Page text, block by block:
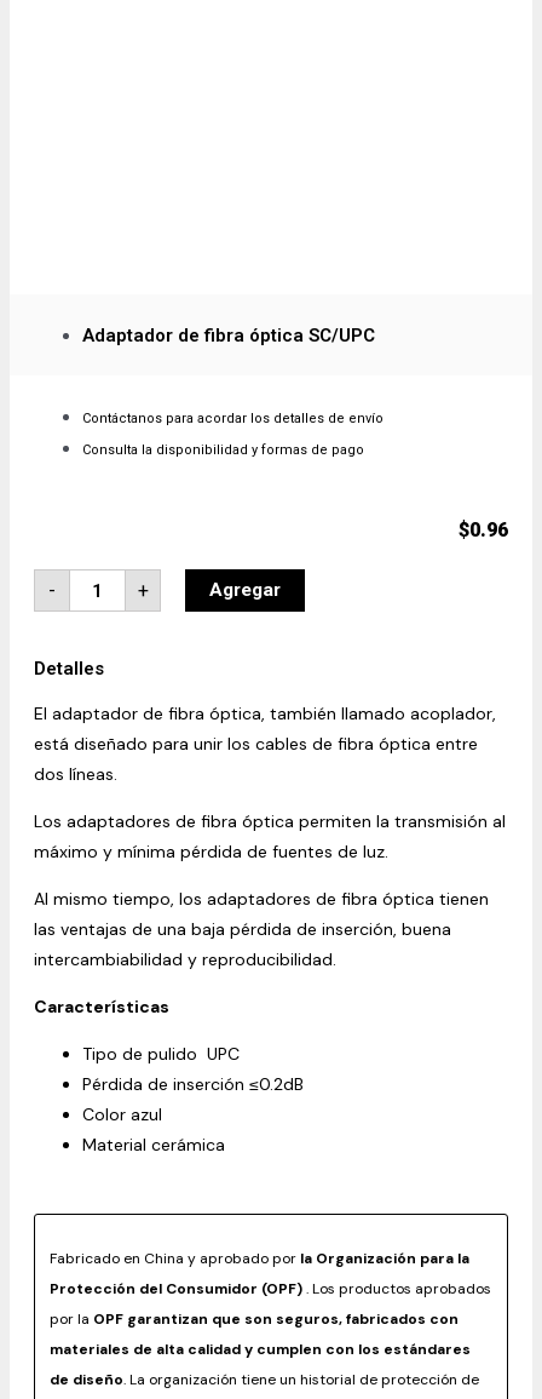
Adaptador de fibra óptica SC/UPC
Contáctanos para acordar los detalles de envío
Consulta la disponibilidad y formas de pago
$0.96
- + Agregar
Detalles
El adaptador de fibra óptica, también llamado acoplador,
está diseñado para unir los cables de fibra óptica entre
dos líneas.
Los adaptadores de fibra óptica permiten la transmisión al
máximo y mínima pérdida de fuentes de luz.
Al mismo tiempo, los adaptadores de fibra óptica tienen
las ventajas de una baja pérdida de inserción, buena
intercambiabilidad y reproducibilidad.
Características
Tipo de pulido UPC
Pérdida de inserción ≤0.2dB
Color azul
Material cerámica
Fabricado en China y aprobado por la Organización para la
Protección del Consumidor (OPF). Los productos aprobados
por la OPF garantizan que son seguros, fabricados con
materiales de alta calidad y cumplen con los estándares
de diseño. La organización tiene un historial de protección de